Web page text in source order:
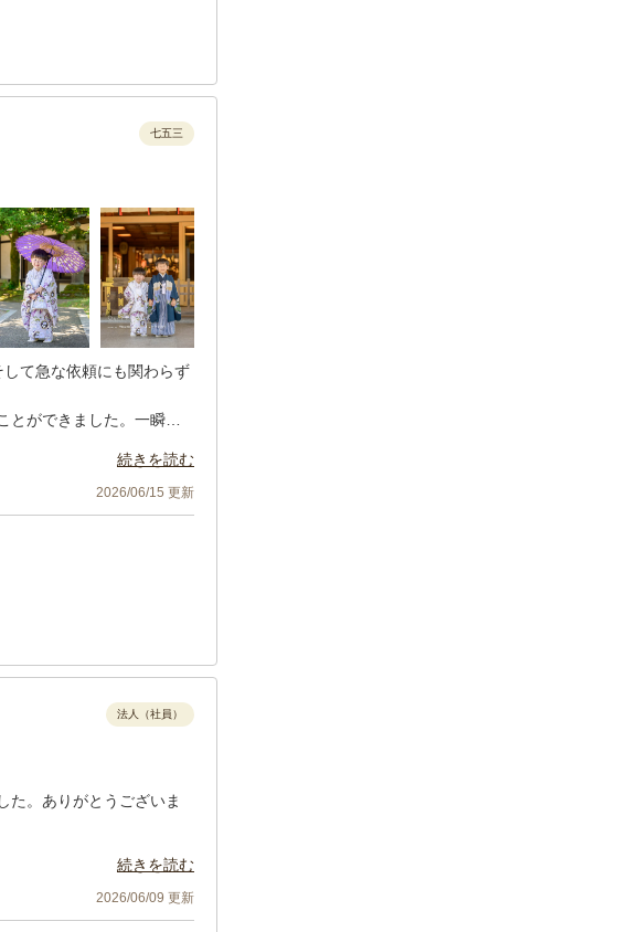
七五三
て急な依頼にも関わらず
ができました。一瞬の
うございました。レタッ
ぜひお願いしたいと思い
続きを読む
2026/06/15 更新
法人（社員）
た。ありがとうございま
続きを読む
2026/06/09 更新